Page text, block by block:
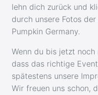
lehn dich zurück und
durch unsere Fotos
Pumpkin Germany.
Wenn du bis jetzt
dass das richtige
spätestens unsere
Wir freuen uns schon,